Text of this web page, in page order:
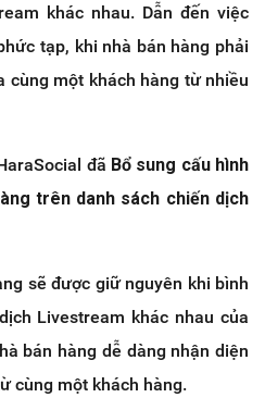
khác nhau. Dẫn đến việc
tạp, khi nhà bán hàng phải
cùng một khách hàng từ nhiều
đã Bổ sung cấu hình
trên danh sách chiến dịch
sẽ được giữ nguyên khi bình
Livestream khác nhau của
bán hàng dễ dàng nhận diện
cùng một khách hàng.